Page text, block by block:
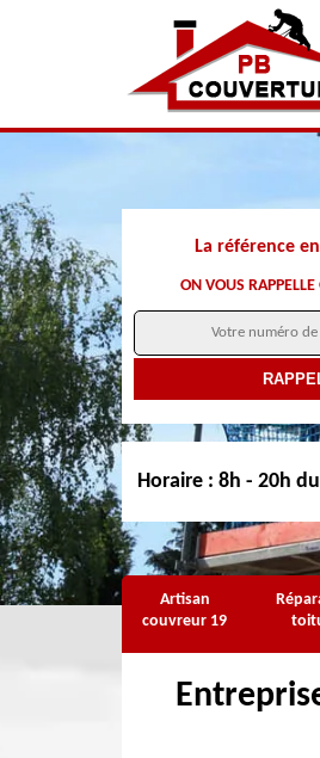
La référence
ON VOUS
Horaire : 8h - 20h
Artisan
couvreur 19